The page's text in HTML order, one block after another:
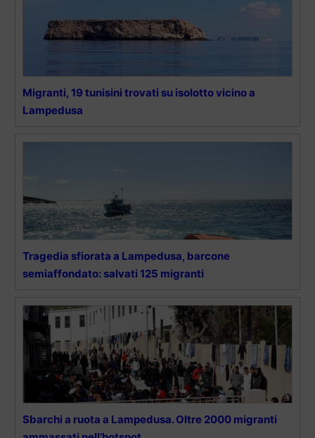
Migranti, 19 tunisini trovati su isolotto vicino a
Lampedusa
Tragedia sfiorata a Lampedusa, barcone
semiaffondato: salvati 125 migranti
Sbarchi a ruota a Lampedusa. Oltre 2000 migranti